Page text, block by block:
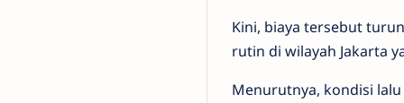
Kini, biaya tersebut
rutin di wilayah Jakarta
Menurutnya, kondisi